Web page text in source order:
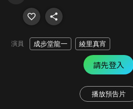
演員 成步堂龍一 綾里真宵
請先登入
播放預告片